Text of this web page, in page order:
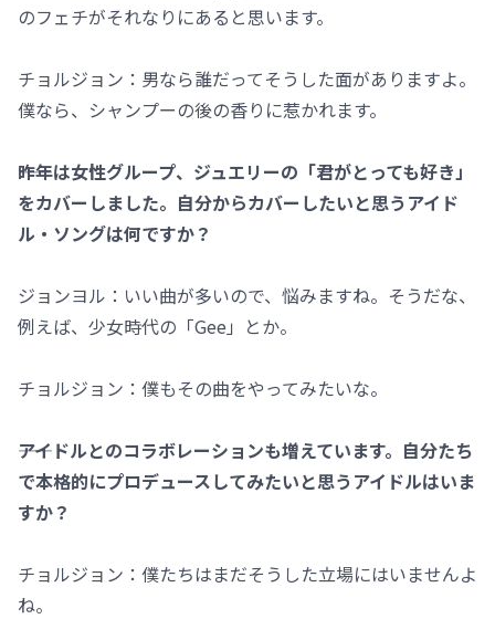
のフェチがそれなりにあると思います。
チョルジョン：男なら誰だってそうした面がありますよ。
僕なら、シャンプーの後の香りに惹かれます。
――昨年は女性グループ、ジュエリーの「君がとっても好き」
をカバーしました。自分からカバーしたいと思うアイド
ル・ソングは何ですか？
ジョンヨル：いい曲が多いので、悩みますね。そうだな、
例えば、少女時代の「Gee」とか。
チョルジョン：僕もその曲をやってみたいな。
――アイドルとのコラボレーションも増えています。自分たち
で本格的にプロデュースしてみたいと思うアイドルはいま
すか？
チョルジョン：僕たちはまだそうした立場にはいませんよ
ね。